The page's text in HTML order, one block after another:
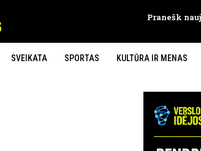
Pranešk
SVEIKATA SPORTAS KULTŪRA IR MENAS